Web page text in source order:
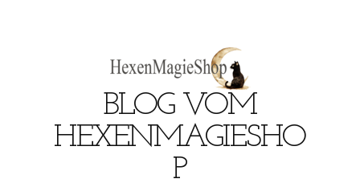
BLOG VOM
HEXENMAGIESHO
P